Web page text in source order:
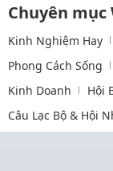
Chuyên
Kinh Nghiệm Hay
Phong Cách Sống
Kinh Doanh
Hội
Câu Lạc Bộ & Hội